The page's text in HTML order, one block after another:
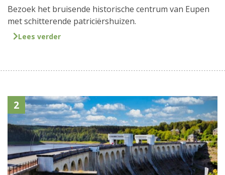
Bezoek het bruisende historische centrum van Eupen
met schitterende patriciërshuizen.
Lees verder
2